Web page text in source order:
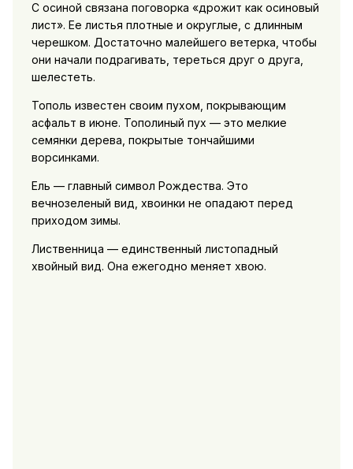
С осиной связана поговорка «дрожит как осиновый
лист». Ее листья плотные и округлые, с длинным
черешком. Достаточно малейшего ветерка, чтобы
они начали подрагивать, тереться друг о друга,
шелестеть.
Тополь известен своим пухом, покрывающим
асфальт в июне. Тополиный пух — это мелкие
семянки дерева, покрытые тончайшими
ворсинками.
Ель — главный символ Рождества. Это
вечнозеленый вид, хвоинки не опадают перед
приходом зимы.
Лиственница — единственный листопадный
хвойный вид. Она ежегодно меняет хвою.